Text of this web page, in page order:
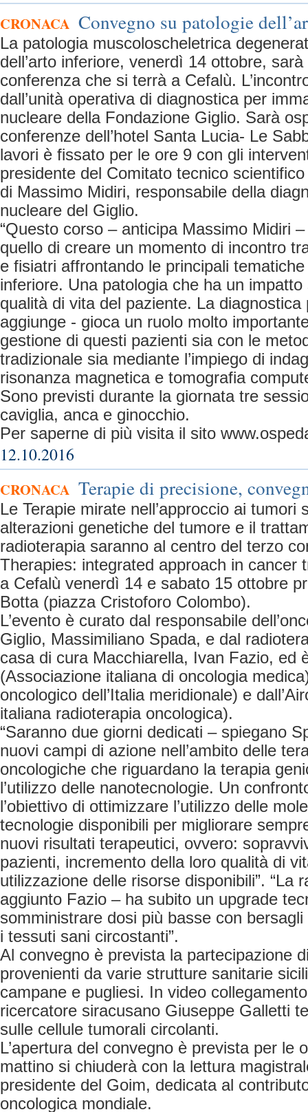
CRONACA Convegno su patologie
La patologia muscoloscheletrica
dell’arto inferiore, venerdì 14 ottobre,
conferenza che si terrà a Cefalù.
dall’unità operativa di diagnostica per
nucleare della Fondazione Giglio. Sarà
conferenze dell’hotel Santa Lucia- Le
lavori è fissato per le ore 9 con gli
presidente del Comitato tecnico
di Massimo Midiri, responsabile della
nucleare del Giglio.
“Questo corso – anticipa Massimo Midiri
quello di creare un momento di incontro
e fisiatri affrontando le principali tematiche
inferiore. Una patologia che ha un
qualità di vita del paziente. La diagnostica
aggiunge - gioca un ruolo molto
gestione di questi pazienti sia con le
tradizionale sia mediante l’impiego di
risonanza magnetica e tomografia
Sono previsti durante la giornata tre
caviglia, anca e ginocchio.
Per saperne di più visita il sito
12.10.2016
CRONACA Terapie di precisione,
Le Terapie mirate nell’approccio ai tumori
alterazioni genetiche del tumore e il
radioterapia saranno al centro del terzo
Therapies: integrated approach in cancer
a Cefalù venerdì 14 e sabato 15 ottobre
Botta (piazza Cristoforo Colombo).
L’evento è curato dal responsabile
Giglio, Massimiliano Spada, e dal
casa di cura Macchiarella, Ivan Fazio, ed
(Associazione italiana di oncologia
oncologico dell’Italia meridionale) e
italiana radioterapia oncologica).
“Saranno due giorni dedicati – spiegano
nuovi campi di azione nell’ambito delle
oncologiche che riguardano la terapia
l’utilizzo delle nanotecnologie. Un
l’obiettivo di ottimizzare l’utilizzo delle
tecnologie disponibili per migliorare
nuovi risultati terapeutici, ovvero:
pazienti, incremento della loro qualità di
utilizzazione delle risorse disponibili”. “La
aggiunto Fazio – ha subito un upgrade
somministrare dosi più basse con
i tessuti sani circostanti”.
Al convegno è prevista la partecipazione
provenienti da varie strutture sanitarie
campane e pugliesi. In video
ricercatore siracusano Giuseppe Galletti
sulle cellule tumorali circolanti.
L’apertura del convegno è prevista per le
mattino si chiuderà con la lettura
presidente del Goim, dedicata al
oncologica mondiale.